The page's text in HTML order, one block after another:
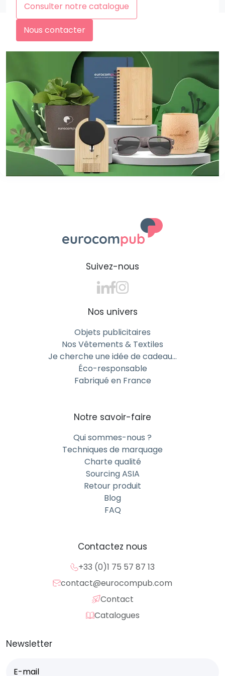
Consulter notre catalogue
Nous contacter
Suivez-nous
Nos univers
Objets publicitaires
Nos Vêtements & Textiles
Je cherche une idée de cadeau…
Éco-responsable
Fabriqué en France
Notre savoir-faire
Qui sommes-nous ?
Techniques de marquage
Charte qualité
Sourcing ASIA
Retour produit
Blog
FAQ
Contactez nous
+33 (0)1 75 57 87 13
contact@eurocompub.com
Contact
Catalogues
Newsletter